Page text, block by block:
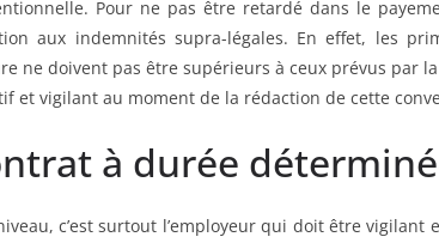
Pour ne pas être retardé dans le
aux indemnités supra-légales. En effet, les
ne doivent pas être supérieurs à ceux prévus par
et vigilant au moment de la rédaction de cette
à durée
c’est surtout l’employeur qui doit être